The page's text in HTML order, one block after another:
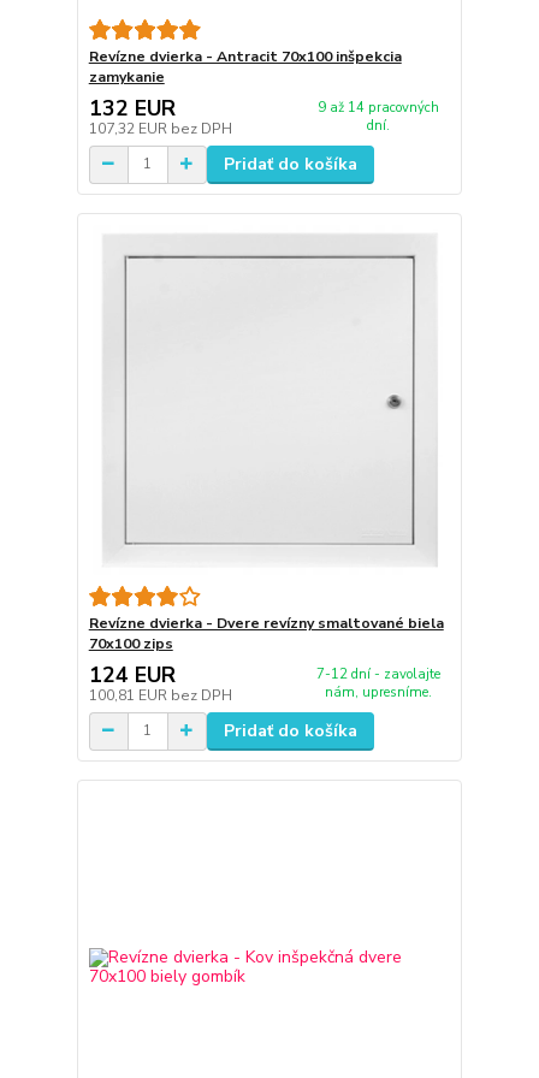
Revízne dvierka - Antracit 70x100 inšpekcia
zamykanie
132 EUR
107,32 EUR bez DPH
9 až 14 pracovných
dní.
Pridať do košíka
Revízne dvierka - Dvere revízny smaltované biela
70x100 zips
124 EUR
100,81 EUR bez DPH
7-12 dní - zavolajte
nám, upresníme.
Pridať do košíka